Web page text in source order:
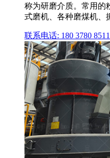
称为研磨介质。常用的
式磨机、各种磨煤机、
联系电话: 180 3780 8511